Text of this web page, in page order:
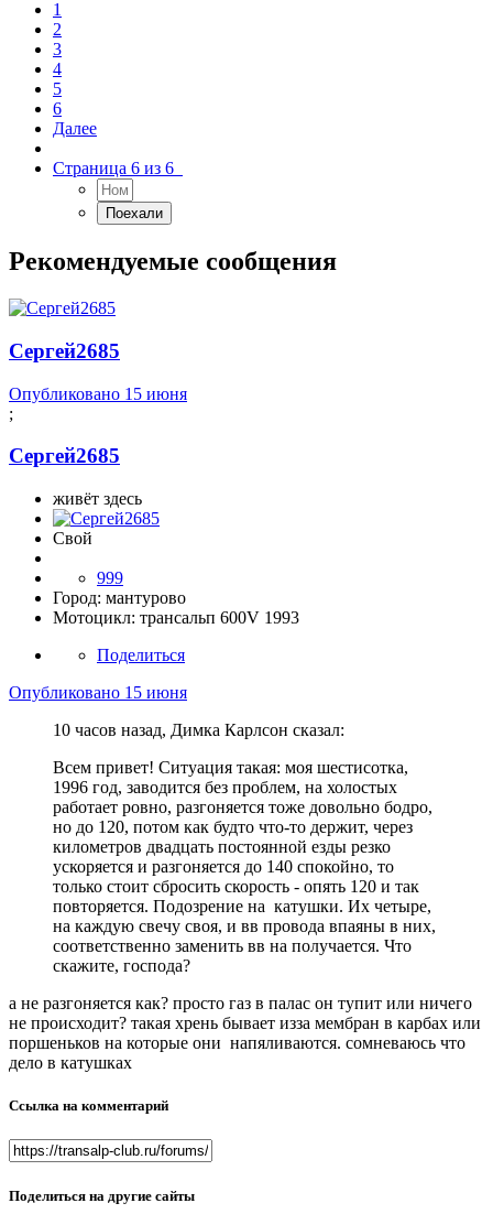
1
2
3
4
5
6
Далее
Страница 6 из 6
Рекомендуемые сообщения
Сергей2685
Опубликовано 15 июня
;
Сергей2685
живёт здесь
Свой
999
Город: мантурово
Мотоцикл: трансальп 600V 1993
Поделиться
Опубликовано 15 июня
10 часов назад, Димка Карлсон сказал:
Всем привет! Ситуация такая: моя шестисотка,
1996 год, заводится без проблем, на холостых
работает ровно, разгоняется тоже довольно бодро,
но до 120, потом как будто что-то держит, через
километров двадцать постоянной езды резко
ускоряется и разгоняется до 140 спокойно, то
только стоит сбросить скорость - опять 120 и так
повторяется. Подозрение на катушки. Их четыре,
на каждую свечу своя, и вв провода впаяны в них,
соответственно заменить вв на получается. Что
скажите, господа?
а не разгоняется как? просто газ в палас он тупит или ничего
не происходит? такая хрень бывает изза мембран в карбах или
поршеньков на которые они напяливаются. сомневаюсь что
дело в катушках
Ссылка на комментарий
Поделиться на другие сайты